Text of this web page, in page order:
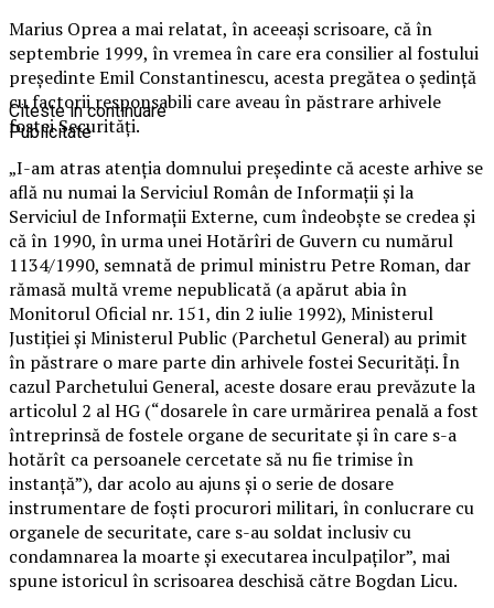
Marius Oprea a mai relatat, în aceeaşi scrisoare, că în
septembrie 1999, în vremea în care era consilier al fostului
preşedinte Emil Constantinescu, acesta pregătea o şedinţă
cu factorii responsabili care aveau în păstrare arhivele
fostei Securităţi.
„I-am atras atenţia domnului preşedinte că aceste arhive se
află nu numai la Serviciul Român de Informaţii şi la
Serviciul de Informaţii Externe, cum îndeobşte se credea şi
că în 1990, în urma unei Hotărîri de Guvern cu numărul
1134/1990, semnată de primul ministru Petre Roman, dar
rămasă multă vreme nepublicată (a apărut abia în
Monitorul Oficial nr. 151, din 2 iulie 1992), Ministerul
Justiţiei şi Ministerul Public (Parchetul General) au primit
în păstrare o mare parte din arhivele fostei Securităţi. În
cazul Parchetului General, aceste dosare erau prevăzute la
articolul 2 al HG (“dosarele în care urmărirea penală a fost
întreprinsă de fostele organe de securitate şi în care s-a
hotărît ca persoanele cercetate să nu fie trimise în
instanţă”), dar acolo au ajuns şi o serie de dosare
instrumentare de foşti procurori militari, în conlucrare cu
organele de securitate, care s-au soldat inclusiv cu
condamnarea la moarte şi executarea inculpaţilor”, mai
spune istoricul în scrisoarea deschisă către Bogdan Licu.
Citeste in continuare
Publicitate